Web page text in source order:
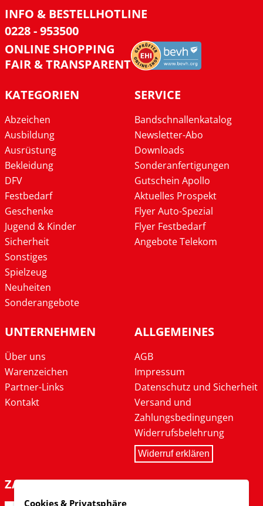
INFO & BESTELLHOTLINE
0228 - 953500
ONLINE SHOPPING
FAIR & TRANSPARENT
KATEGORIEN
Abzeichen
Ausbildung
Ausrüstung
Bekleidung
DFV
Festbedarf
Geschenke
Jugend & Kinder
Sicherheit
Sonstiges
Spielzeug
Neuheiten
Sonderangebote
SERVICE
Bandschnallenkatalog
Newsletter-Abo
Downloads
Sonderanfertigungen
Gutschein Apollo
Aktuelles Prospekt
Flyer Auto-Spezial
Flyer Festbedarf
Angebote Telekom
UNTERNEHMEN
Über uns
Warenzeichen
Partner-Links
Kontakt
ALLGEMEINES
AGB
Impressum
Datenschutz und Sicherheit
Versand und
Zahlungsbedingungen
Widerrufsbelehrung
Widerruf erklären
ZAHLARTEN
Cookies & Privatsphäre